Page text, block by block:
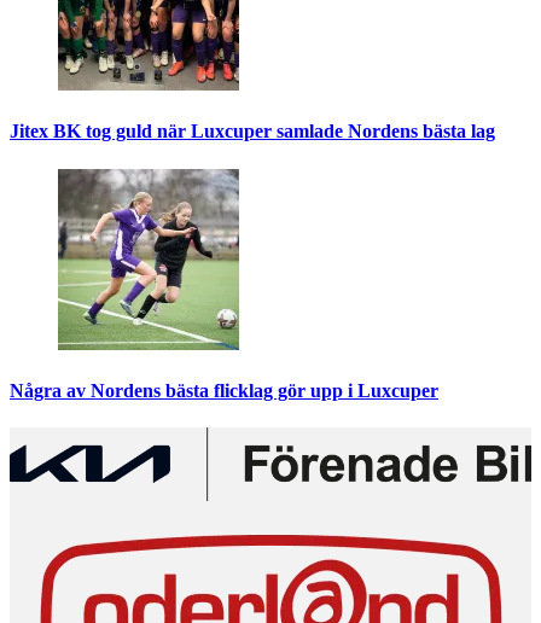
Jitex BK tog guld när Luxcuper samlade Nordens bästa lag
Några av Nordens bästa flicklag gör upp i Luxcuper